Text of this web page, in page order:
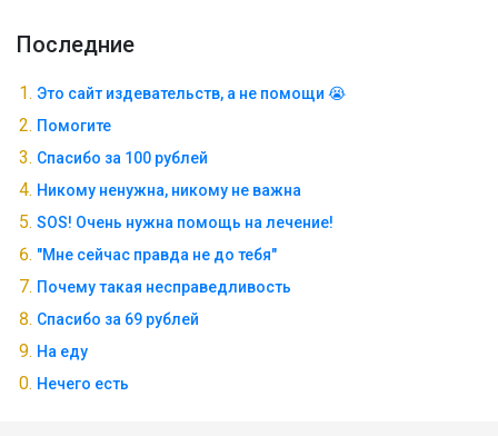
Последние
Это сайт издевательств, а не помощи 😭
Помогите
Спасибо за 100 рублей
Никому ненужна, никому не важна
SOS! Очень нужна помощь на лечение!
"Мне сейчас правда не до тебя"
Почему такая несправедливость
Спасибо за 69 рублей
На еду
Нечего есть